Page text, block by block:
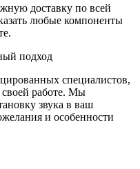
доставку по всей
любые компоненты
подход
специалистов,
своей работе. Мы
звука в ваш
и особенности